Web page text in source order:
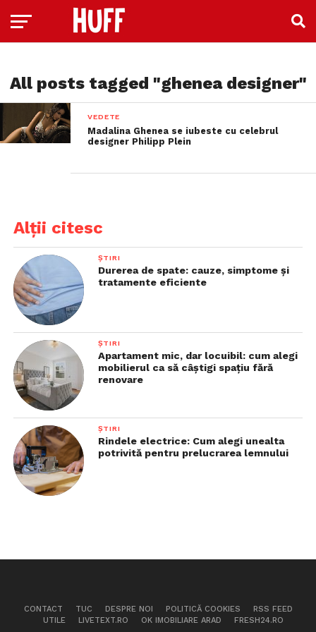
All posts tagged "ghenea designer"
VEDETE
Madalina Ghenea se iubeste cu celebrul
designer Philipp Plein
Alții citesc
ȘTIRI
Durerea de spate: cauze, simptome și
tratamente eficiente
ȘTIRI
Apartament mic, dar locuibil: cum alegi
mobilierul ca să câștigi spațiu fără
renovare
ȘTIRI
Rindele electrice: Cum alegi unealta
potrivită pentru prelucrarea lemnului
CONTACT TUC DESPRE NOI POLITICĂ COOKIES
RSS FEED
UTILE
LIVETEXT.RO OK IMOBILIARE ARAD FRESH24.RO